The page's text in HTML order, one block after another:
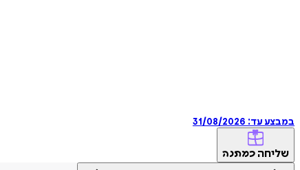
במבצע עד: 31/08/2026
שליחה כמתנה